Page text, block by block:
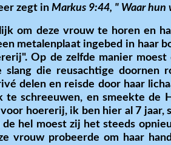
zegt in Markus 9:44, " Waar hun
om deze vrouw te horen en
metalenplaat ingebed in haar
Op de zelfde manier
slang die reusachtige doornen
delen en reisde door haar
te schreeuwen, en smeekte de
hoererij, ik ben hier al 7 jaar,
hel moest zij het steeds
vrouw probeerde om haar